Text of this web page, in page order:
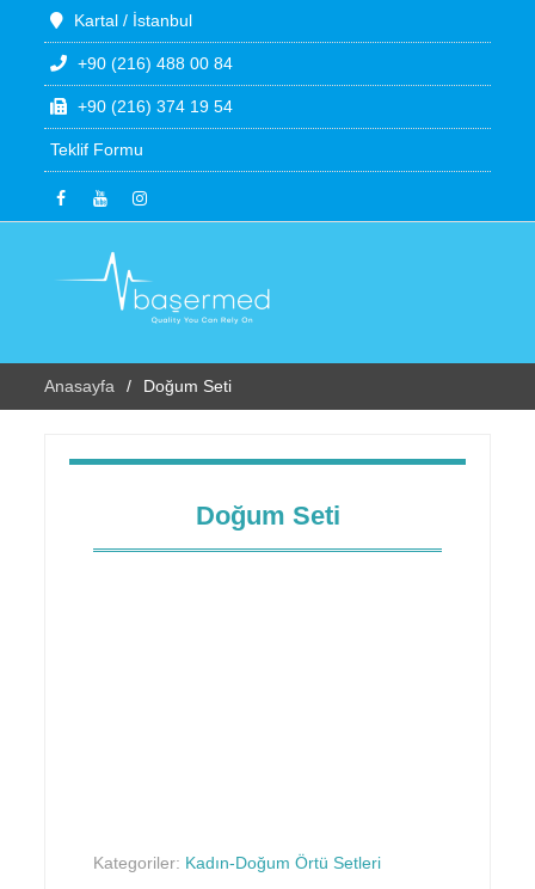
Kartal / İstanbul
+90 (216) 488 00 84
+90 (216) 374 19 54
Teklif Formu
Anasayfa Doğum Seti
Doğum Seti
Kategoriler: Kadın-Doğum Örtü Setleri